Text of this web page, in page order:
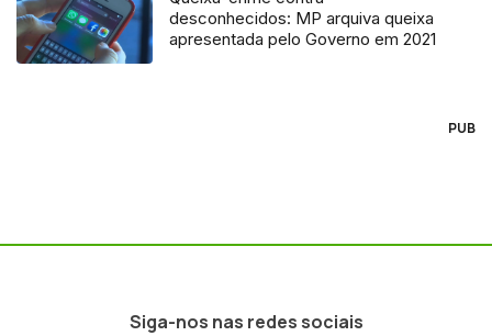
desconhecidos: MP arquiva queixa
apresentada pelo Governo em 2021
PUB
Siga-nos nas redes sociais